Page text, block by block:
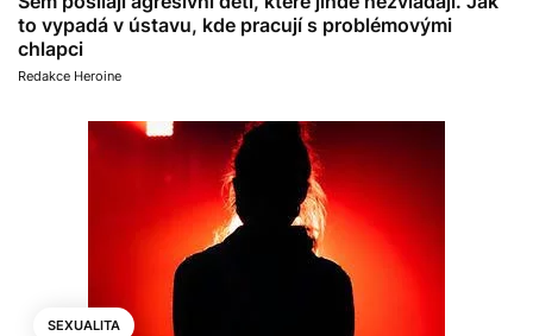
to vypadá v ústavu, kde pracují s problémovými
chlapci
Redakce Heroine
SEXUALITA